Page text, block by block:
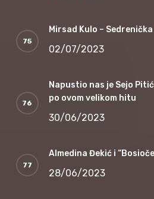
Mirsad Kulo – Sedrenička
02/07/2023
Napustio nas je Sejo
po ovom velikom hitu
30/06/2023
Almedina Đekić i
28/06/2023